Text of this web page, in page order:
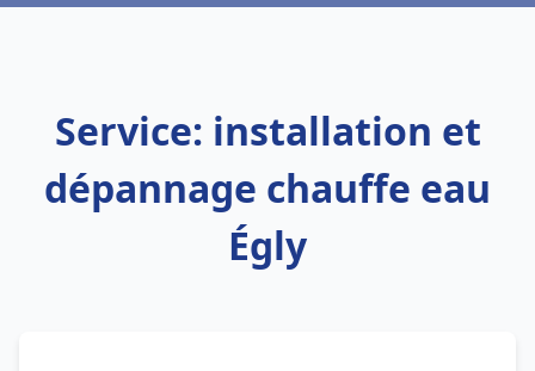
Service: installation et
dépannage chauffe eau
Égly